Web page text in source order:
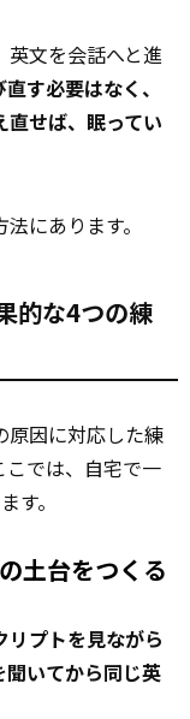
英文を会話へと進
す必要はなく、
直せば、眠ってい
にあります。
的な4つの練
原因に対応した練
こでは、自宅で一
す。
土台をつくる
リプトを見ながら
聞いてから同じ英